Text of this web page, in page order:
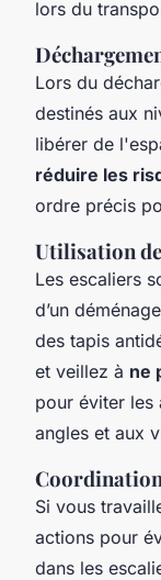
lors du
Lors du
destinés aux
libérer de
réduire les
ordre précis
Utilisation
Les escaliers
d’un
des tapis
et veillez à ne
pour éviter les
angles et aux
Si vous
actions pour
dans les